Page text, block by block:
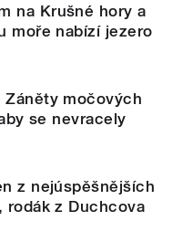
na Krušné hory a
moře nabízí jezero
Záněty močových
se nevracely
z nejúspěšnějších
z Duchcova